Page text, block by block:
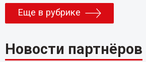
Еще в рубрике
Новости партнёров